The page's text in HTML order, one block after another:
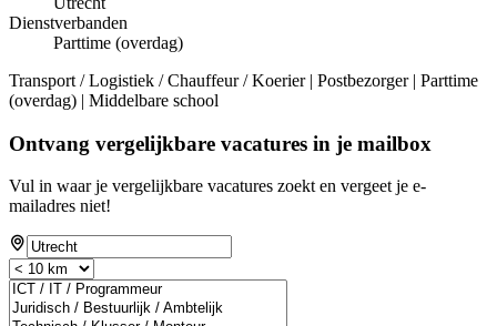
Dienstverbanden
Parttime (overdag)
Transport / Logistiek / Chauffeur / Koerier | Postbezorger | Parttime
(overdag) | Middelbare school
Ontvang vergelijkbare vacatures in je mailbox
Vul in waar je vergelijkbare vacatures zoekt en vergeet je e-
mailadres niet!